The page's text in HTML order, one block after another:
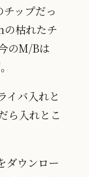
ップだっ
枯れたチ
のM/Bは
イバ入れと
ら入れとこ
ダウンロー